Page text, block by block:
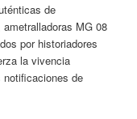
de
MG 08
por historiadores
la vivencia
notificaciones de